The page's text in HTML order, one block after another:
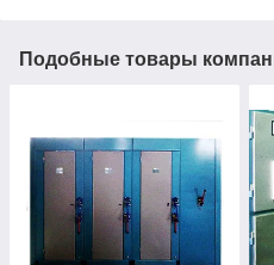
Подобные товары